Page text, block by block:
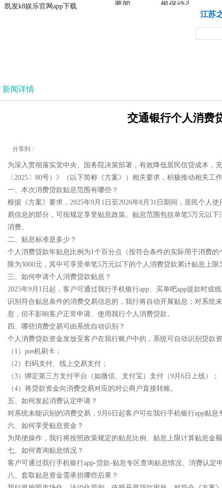
凯发k8娱乐官网app下载
凯发k8娱乐官网app下载
要闻 银保动态
江苏
新闻详情
交通银行个人消费
分享到：
为深入贯彻落实党中央、国务院决策部署，有效降低居民信贷成本，
〔2025〕80号）》（以下简称《方案》）相关要求，积极推动相关工
一、本次消费贷款贴息范围有哪些？
根据《方案》要求，2025年9月1日至2026年8月31日期间，居民个人
易信息的部分，可按规定享受贴息政策。贴息范围包括单笔5万元以
消费。
二、贴息标准是多少？
个人消费贷款年贴息比例为1个百分点（按符合条件的实际用于消费
限为3000元，其中可享受单笔5万元以下的个人消费贷款累计贴息上
三、如何申请个人消费贷款贴息？
2025年9月1日起，客户可通过我行手机银行app、买单吧app提款时
识别符合贴息条件的消费交易信息的，我行将自动开展贴息；对系统
息，但不影响客户正常申请、使用我行个人消费贷款。
四、哪些消费交易可由系统自动识别？
个人消费贷款资金发放至客户在我行账户中的，系统可自动识别贷款
（1）pos机刷卡；
（2）扫码支付、线上交易支付；
（3）绑定第三方支付平台（如微信、支付宝）支付（9月6日上线）；
（4）将贷款资金向消费交易对应的对公商户直接转账。
五、如何发起消费认定申请？
对系统未能识别的消费交易，9月6日起客户可在我行手机银行app贴
六、如何享受贴息资金？
为简便操作，我行将按照政策规定的贴息比例、贴息上限计算贴息
七、如何查询贴息情况？
客户可通过我行手机银行app-贷款-贴息专区查询贴息情况、消费认
八、套取贴息资金需承担哪些后果？